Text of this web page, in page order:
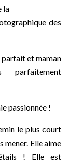
la
des
parfait et maman
passionnée !
le plus court
mener. Elle aime
! Elle est